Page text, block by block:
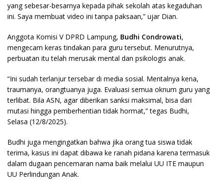
yang sebesar-besarnya kepada pihak sekolah atas kegaduhan
ini. Saya membuat video ini tanpa paksaan,” ujar Dian.
Anggota Komisi V DPRD Lampung, Budhi Condrowati,
mengecam keras tindakan para guru tersebut. Menurutnya,
perbuatan itu telah merusak mental dan psikologis anak.
“Ini sudah terlanjur tersebar di media sosial. Mentalnya kena,
traumanya, orangtuanya juga. Evaluasi semua oknum guru yang
terlibat. Bila ASN, agar diberikan sanksi maksimal, bisa dari
mutasi hingga pemberhentian tidak hormat,” tegas Budhi,
Selasa (12/8/2025).
Budhi juga mengingatkan bahwa jika orang tua siswa tidak
terima, kasus ini dapat dibawa ke ranah pidana karena termasuk
dalam dugaan pencemaran nama baik melalui UU ITE maupun
UU Perlindungan Anak.